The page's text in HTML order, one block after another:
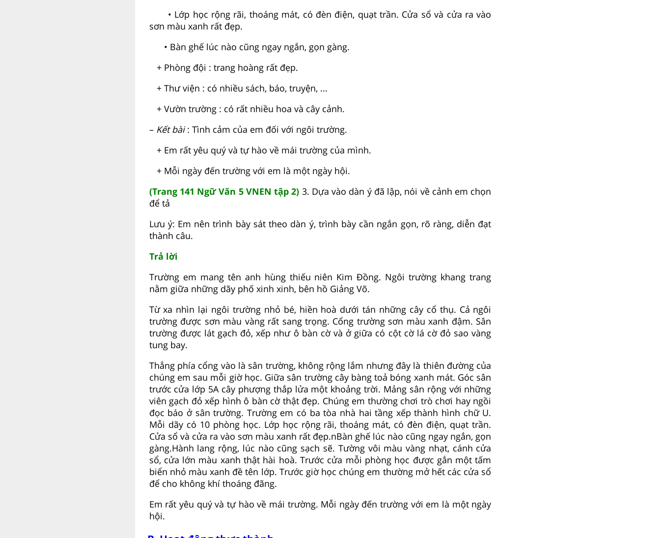
• Lớp học rộng rãi, thoáng mát, có đèn điện, quạt trần. Cửa sổ và cửa ra vào
sơn màu xanh rất đẹp.
• Bàn ghế lúc nào cũng ngay ngắn, gọn gàng.
+ Phòng đội : trang hoàng rất đẹp.
+ Thư viện : có nhiều sách, báo, truyện, ...
+ Vườn trường : có rất nhiều hoa và cây cảnh.
– Kết bài: Tình cảm của em đối với ngôi trường.
+ Em rất yêu quý và tự hào về mái trường của mình.
+ Mỗi ngày đến trường với em là một ngày hội.
(Trang 141 Ngữ Văn 5 VNEN tập 2) 3. Dựa vào dàn ý đã lập, nói về cảnh em chọn
để tả
Lưu ý: Em nên trình bày sát theo dàn ý, trình bày cần ngắn gọn, rõ ràng, diễn đạt
thành câu.
Trả lời
Trường em mang tên anh hùng thiếu niên Kim Đồng. Ngôi trường khang trang
nằm giữa những dãy phố xinh xinh, bên hồ Giảng Võ.
Từ xa nhìn lại ngôi trường nhỏ bé, hiền hoà dưới tán những cây cổ thụ. Cả ngôi
trường được sơn màu vàng rất sang trọng. Cổng trường sơn màu xanh đậm. Sân
trường được lát gạch đỏ, xếp như ô bàn cờ và ở giữa có cột cờ lá cờ đỏ sao vàng
tung bay.
Thẳng phía cổng vào là sân trường, không rộng lắm nhưng đây là thiên đường của
chúng em sau mỗi giờ học. Giữa sân trường cây bàng toả bóng xanh mát. Góc sân
trước cửa lớp 5A cây phượng thắp lửa một khoảng trời. Mảng sân rộng với những
viên gạch đỏ xếp hình ô bàn cờ thật đẹp. Chúng em thường chơi trò chơi hay ngồi
đọc báo ở sân trường. Trường em có ba tòa nhà hai tầng xếp thành hình chữ U.
Mỗi dãy có 10 phòng học. Lớp học rộng rãi, thoáng mát, có đèn điện, quạt trần.
Cửa sổ và cửa ra vào sơn màu xanh rất đẹp.nBàn ghế lúc nào cũng ngay ngắn, gọn
gàng.Hành lang rộng, lúc nào cũng sạch sẽ. Tường vôi màu vàng nhạt, cánh cửa
sổ, cửa lớn màu xanh thật hài hoà. Trước cửa mỗi phòng học được gắn một tấm
biển nhỏ màu xanh đề tên lớp. Trước giờ học chúng em thường mở hết các cửa sổ
để cho không khí thoáng đãng.
Em rất yêu quý và tự hào về mái trường. Mỗi ngày đến trường với em là một ngày
hội.